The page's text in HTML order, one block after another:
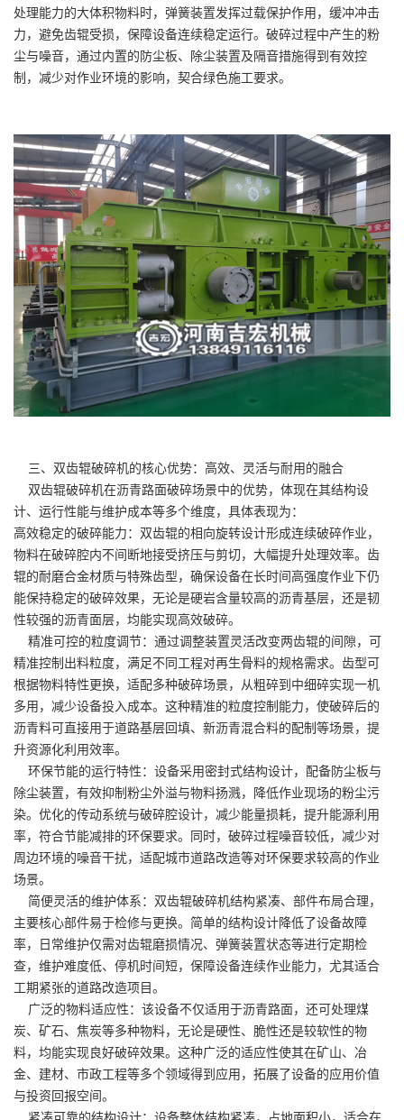
处理能力的大体积物料时，弹簧装置发挥过载保护作用，缓冲冲击
力，避免齿辊受损，保障设备连续稳定运行。破碎过程中产生的粉
尘与噪音，通过内置的防尘板、除尘装置及隔音措施得到有效控
制，减少对作业环境的影响，契合绿色施工要求。
三、双齿辊破碎机的核心优势：高效、灵活与耐用的融合
双齿辊破碎机在沥青路面破碎场景中的优势，体现在其结构设
计、运行性能与维护成本等多个维度，具体表现为：
高效稳定的破碎能力：双齿辊的相向旋转设计形成连续破碎作业，
物料在破碎腔内不间断地接受挤压与剪切，大幅提升处理效率。齿
辊的耐磨合金材质与特殊齿型，确保设备在长时间高强度作业下仍
能保持稳定的破碎效果，无论是硬岩含量较高的沥青基层，还是韧
性较强的沥青面层，均能实现高效破碎。
精准可控的粒度调节：通过调整装置灵活改变两齿辊的间隙，可
精准控制出料粒度，满足不同工程对再生骨料的规格需求。齿型可
根据物料特性更换，适配多种破碎场景，从粗碎到中细碎实现一机
多用，减少设备投入成本。这种精准的粒度控制能力，使破碎后的
沥青料可直接用于道路基层回填、新沥青混合料的配制等场景，提
升资源化利用效率。
环保节能的运行特性：设备采用密封式结构设计，配备防尘板与
除尘装置，有效抑制粉尘外溢与物料扬溅，降低作业现场的粉尘污
染。优化的传动系统与破碎腔设计，减少能量损耗，提升能源利用
率，符合节能减排的环保要求。同时，破碎过程噪音较低，减少对
周边环境的噪音干扰，适配城市道路改造等对环保要求较高的作业
场景。
简便灵活的维护体系：双齿辊破碎机结构紧凑、部件布局合理，
主要核心部件易于检修与更换。简单的结构设计降低了设备故障
率，日常维护仅需对齿辊磨损情况、弹簧装置状态等进行定期检
查，维护难度低、停机时间短，保障设备连续作业能力，尤其适合
工期紧张的道路改造项目。
广泛的物料适应性：该设备不仅适用于沥青路面，还可处理煤
炭、矿石、焦炭等多种物料，无论是硬性、脆性还是较软性的物
料，均能实现良好破碎效果。这种广泛的适应性使其在矿山、冶
金、建材、市政工程等多个领域得到应用，拓展了设备的应用价值
与投资回报空间。
紧凑可靠的结构设计：设备整体结构紧凑，占地面积小，适合在